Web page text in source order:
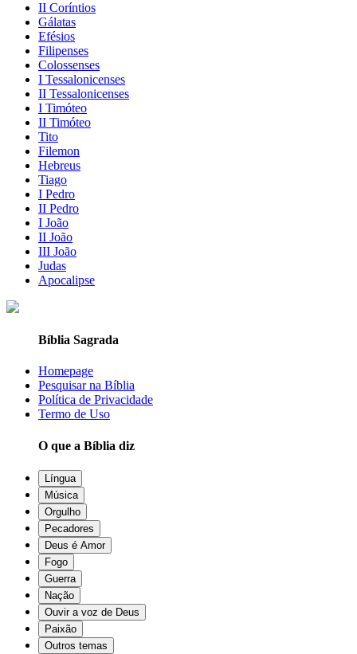
II Coríntios
Gálatas
Efésios
Filipenses
Colossenses
I Tessalonicenses
II Tessalonicenses
I Timóteo
II Timóteo
Tito
Filemon
Hebreus
Tiago
I Pedro
II Pedro
I João
II João
III João
Judas
Apocalipse
Bíblia Sagrada
Homepage
Pesquisar na Bíblia
Política de Privacidade
Termo de Uso
O que a Bíblia diz
Língua
Música
Orgulho
Pecadores
Deus é Amor
Fogo
Guerra
Nação
Ouvir a voz de Deus
Paixão
Outros temas